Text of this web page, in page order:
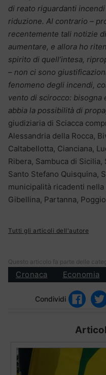
di reato riguardanti
riduzione. Al contrario –
recentemente tali notizie
aumentare, e allora ho
spirito di quell’intesa,
– non ci sono
fenomeno degli incendi,
vento di scirocco:
abbia la possibilità di
giudiziaria di Sciacca
Alessandria della Rocca,
Caltabellotta, Cianciana,
Ribera, Sambuca di
Santo Stefano Quisquina,
municipalità ricadenti
Gibellina, Partanna,
Tutti gli articoli dell'autore
Questo articolo fa parte delle
Cronaca Economia
Condividi